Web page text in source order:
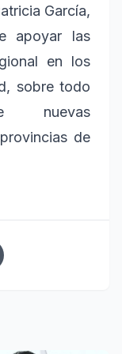
García,
apoyar las
en los
sobre todo
nuevas
de